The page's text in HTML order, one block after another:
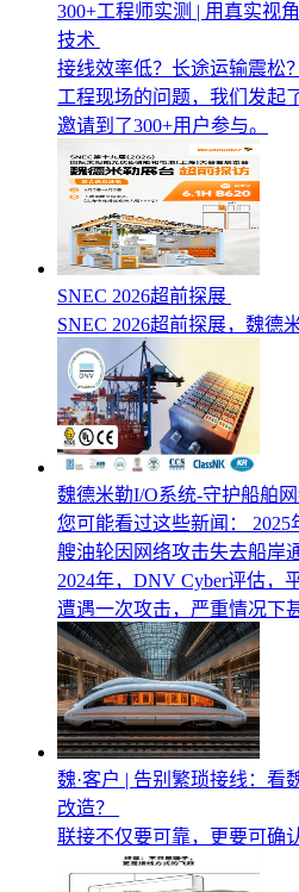
300+工程师实测 | 用真实视
技术
接线效率低？长途运输震松
工程现场的问题，我们发起
邀请到了300+用户参与。
SNEC 2026超前探展
SNEC 2026超前探展，魏德
魏德米勒I/O系统-守护船舶
您可能看过这些新闻：
艘油轮因网络攻击失去船岸
2024年，DNV Cyber评估，
遭遇一次攻击，严重情况下
魏·客户 | 告别繁琐接线：看
改造？
联接不仅要可靠，更要可确